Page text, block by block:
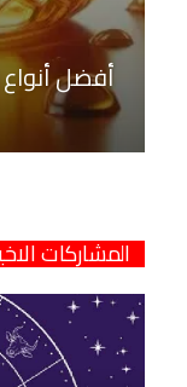
أفضل
المشاركات